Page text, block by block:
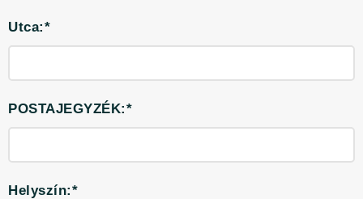
Utca:*
POSTAJEGYZÉK:*
Helyszín:*